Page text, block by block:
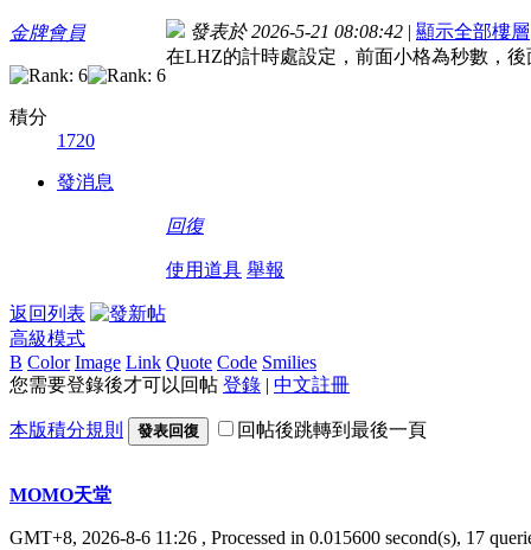
金牌會員
積分
1720
發消息
發表於 2026-5-21 08:08:42 | 顯示全部樓層
在LHZ的計時處設定，前面小格為秒數，
回復
使用道具 舉報
返回列表
高級模式
B Color Image Link Quote Code Smilies
您需要登錄後才可以回帖 登錄 | 中文註冊
本版積分規則 發表回復 回帖後跳轉到最後一頁
MOMO天堂
GMT+8, 2026-8-6 11:26 , Processed in 0.015600 second(s), 17